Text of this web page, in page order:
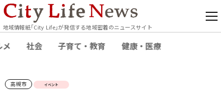
地域情報紙｢City Life｣が発信する地域密着のニュースサイト
メ 社会 子育て・教育 健康・医療
高槻市 イベント